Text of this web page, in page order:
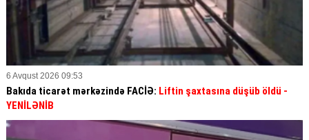
6 Avqust 2026 09:53
Bakıda ticarət mərkəzində FACİƏ: Liftin şaxtasına düşüb öldü -
YENİLƏNİB